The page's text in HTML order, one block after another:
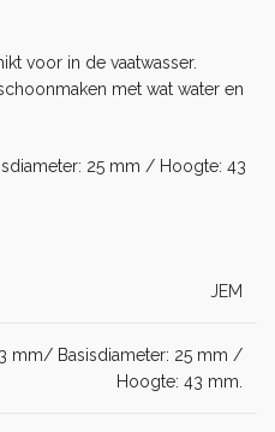
voor in de vaatwasser.
met wat water en
25 mm / Hoogte: 43
JEM
3 mm/ Basisdiameter: 25 mm /
Hoogte: 43 mm.